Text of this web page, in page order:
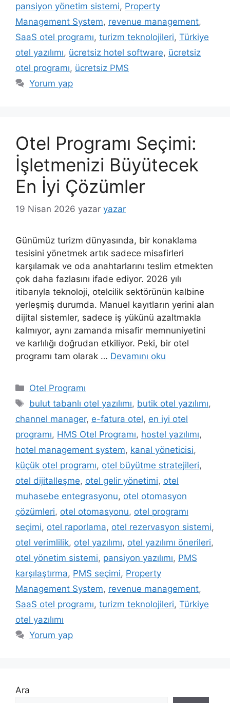
pansiyon yönetim sistemi, Property
Management System, revenue management,
SaaS otel programı, turizm teknolojileri, Türkiye
otel yazılımı, ücretsiz hotel software, ücretsiz
otel programı, ücretsiz PMS
Yorum yap
Otel Programı Seçimi:
İşletmenizi Büyütecek
En İyi Çözümler
19 Nisan 2026 yazar yazar
Günümüz turizm dünyasında, bir konaklama
tesisini yönetmek artık sadece misafirleri
karşılamak ve oda anahtarlarını teslim etmekten
çok daha fazlasını ifade ediyor. 2026 yılı
itibarıyla teknoloji, otelcilik sektörünün kalbine
yerleşmiş durumda. Manuel kayıtların yerini alan
dijital sistemler, sadece iş yükünü azaltmakla
kalmıyor, aynı zamanda misafir memnuniyetini
ve karlılığı doğrudan etkiliyor. Peki, bir otel
programı tam olarak … Devamını oku
Kategoriler
Otel Programı
Etiketler
bulut tabanlı otel yazılımı, butik otel yazılımı,
channel manager, e-fatura otel, en iyi otel
programı, HMS Otel Programı, hostel yazılımı,
hotel management system, kanal yöneticisi,
küçük otel programı, otel büyütme stratejileri,
otel dijitalleşme, otel gelir yönetimi, otel
muhasebe entegrasyonu, otel otomasyon
çözümleri, otel otomasyonu, otel programı
seçimi, otel raporlama, otel rezervasyon sistemi,
otel verimlilik, otel yazılımı, otel yazılımı önerileri,
otel yönetim sistemi, pansiyon yazılımı, PMS
karşılaştırma, PMS seçimi, Property
Management System, revenue management,
SaaS otel programı, turizm teknolojileri, Türkiye
otel yazılımı
Yorum yap
Ara